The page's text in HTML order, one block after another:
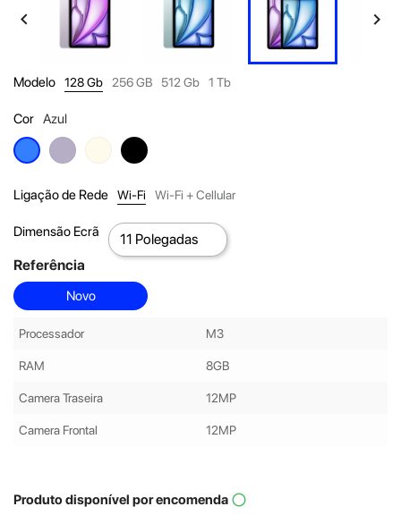
 
Modelo 128 Gb 256 GB 512 Gb 1 Tb
Cor Azul
Azul Purple StarlightSpace
Ligação de Rede Wi-Fi Wi-Fi + Cellular
Dimensão Ecrã
Referência
Novo
Processador M3
RAM 8GB
Camera Traseira 12MP
Camera Frontal 12MP
Produto disponível por encomenda panorama_fish_eye